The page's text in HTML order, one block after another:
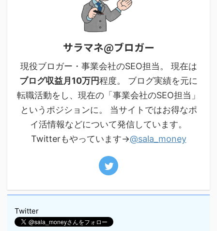
サラマネ@ブロガー
現役ブロガー・事業会社のSEO担当。 現在は
ブログ収益月10万円程度。 ブログ実績を元に
転職活動をし、現在の「事業会社のSEO担当」
というポジションに。 当サイトではお得なポ
イ活情報などについて発信しています。
Twitterもやっています→@sala_money
Twitter